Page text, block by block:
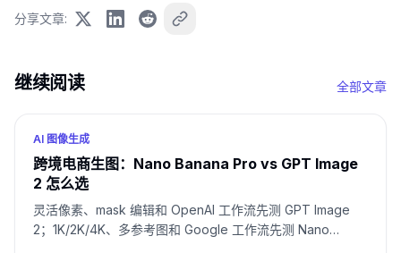
分享文章:
继续阅读 全部文章
AI 图像生成
跨境电商生图：Nano Banana Pro vs GPT Image
2 怎么选
灵活像素、mask 编辑和 OpenAI 工作流先测 GPT Image
2；1K/2K/4K、多参考图和 Google 工作流先测 Nano